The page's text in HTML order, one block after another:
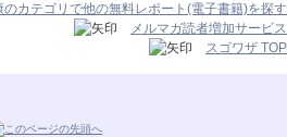
のカテゴリで他の無料レポート(電子書籍)を探す
メルマガ読者増加サービス
スゴワザ TOP